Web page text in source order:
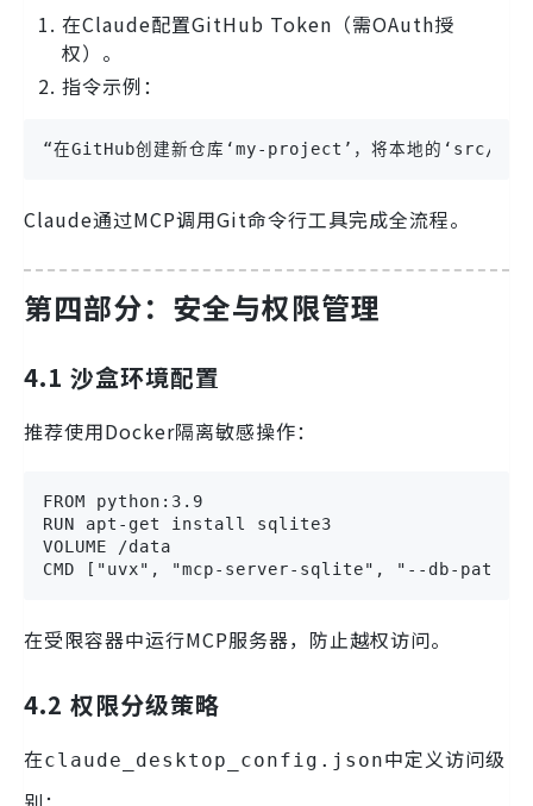
在Claude配置GitHub Token（需OAuth授
权）。
指令示例：
“在GitHub创建新仓库‘my-project’，将本地的‘src/’目
Claude通过MCP调用Git命令行工具完成全流程。
第四部分：安全与权限管理
4.1 沙盒环境配置
推荐使用Docker隔离敏感操作：
FROM python:3.9
RUN apt-get install sqlite3
VOLUME /data
CMD ["uvx", "mcp-server-sqlite", "--db-
在受限容器中运行MCP服务器，防止越权访问。
4.2 权限分级策略
在claude_desktop_config.json中定义访问级